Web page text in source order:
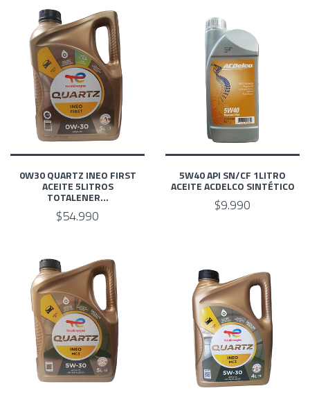
0W30 QUARTZ INEO FIRST
ACEITE 5LITROS
TOTALENER...
$54.990
5W40 API SN/CF 1LITRO
ACEITE ACDELCO SINTÉTICO
$9.990